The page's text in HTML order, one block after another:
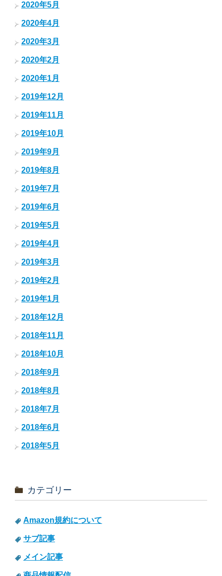
2020年5月
2020年4月
2020年3月
2020年2月
2020年1月
2019年12月
2019年11月
2019年10月
2019年9月
2019年8月
2019年7月
2019年6月
2019年5月
2019年4月
2019年3月
2019年2月
2019年1月
2018年12月
2018年11月
2018年10月
2018年9月
2018年8月
2018年7月
2018年6月
2018年5月
カテゴリー
Amazon規約について
サブ記事
メイン記事